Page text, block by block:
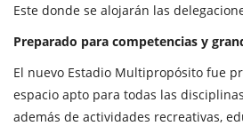
Este donde se alojarán las
Preparado para competencias y
El nuevo Estadio Multipropósito fue
espacio apto para todas las
además de actividades recreativas,